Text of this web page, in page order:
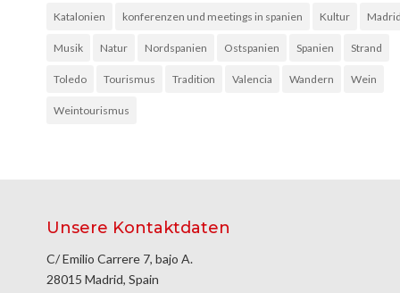
Katalonien konferenzen und meetings in spanien Kultur
Musik Natur Nordspanien Ostspanien Spanien Strand
Toledo Tourismus Tradition Valencia Wandern Wein
Weintourismus
Unsere Kontaktdaten
C/ Emilio Carrere 7, bajo A.
28015 Madrid, Spain